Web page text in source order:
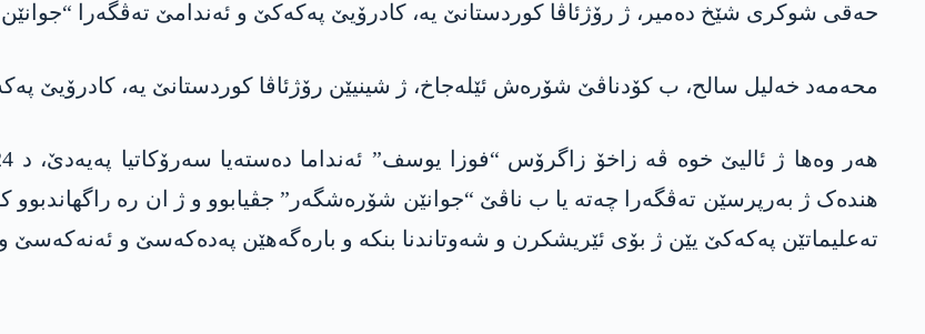
حەقی شوکری شێخ دەمیر، ژ رۆژئاڤا کوردستانێ یە، کادرۆیێ پەکەکێ و ئەندامێ تەڤگەرا
محەمەد خەلیل سالح، ب کۆدناڤێ شۆرەش ئێلەجاخ، ژ شینیێن رۆژئاڤا کوردستانێ یە، کادرۆیێ
هندەک ژ بەرپرسێن تەڤگەرا چەتە یا ب ناڤێ “جوانێن شۆرەشگەر” جڤیابوو و ژ ان رە
تەعلیماتێن پەکەکێ یێن ژ بۆی ئێریشکرن و شەوتاندنا بنکە و بارەگەهێن پەدەکەسێ و